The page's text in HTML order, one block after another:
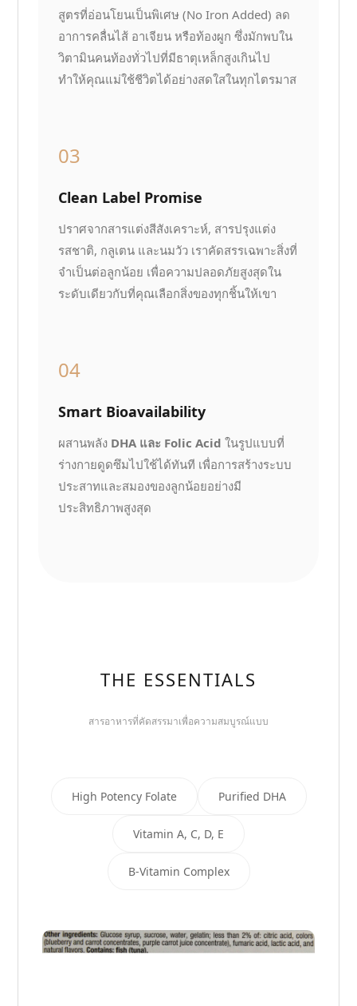
สูตรที่อ่อนโยนเป็นพิเศษ (No Iron Added) ลด
อาการคลื่นไส้ อาเจียน หรือท้องผูก ซึ่งมักพบใน
วิตามินคนท้องทั่วไปที่มีธาตุเหล็กสูงเกินไป
ทำให้คุณแม่ใช้ชีวิตได้อย่างสดใสในทุกไตรมาส
03
Clean Label Promise
ปราศจากสารแต่งสีสังเคราะห์, สารปรุงแต่ง
รสชาติ, กลูเตน และนมวัว เราคัดสรรเฉพาะสิ่งที่
จำเป็นต่อลูกน้อย เพื่อความปลอดภัยสูงสุดใน
ระดับเดียวกับที่คุณเลือกสิ่งของทุกชิ้นให้เขา
04
Smart Bioavailability
ผสานพลัง DHA และ Folic Acid ในรูปแบบที่
ร่างกายดูดซึมไปใช้ได้ทันที เพื่อการสร้างระบบ
ประสาทและสมองของลูกน้อยอย่างมี
ประสิทธิภาพสูงสุด
THE ESSENTIALS
สารอาหารที่คัดสรรมาเพื่อความสมบูรณ์แบบ
High Potency Folate Purified DHA
Vitamin A, C, D, E
B-Vitamin Complex